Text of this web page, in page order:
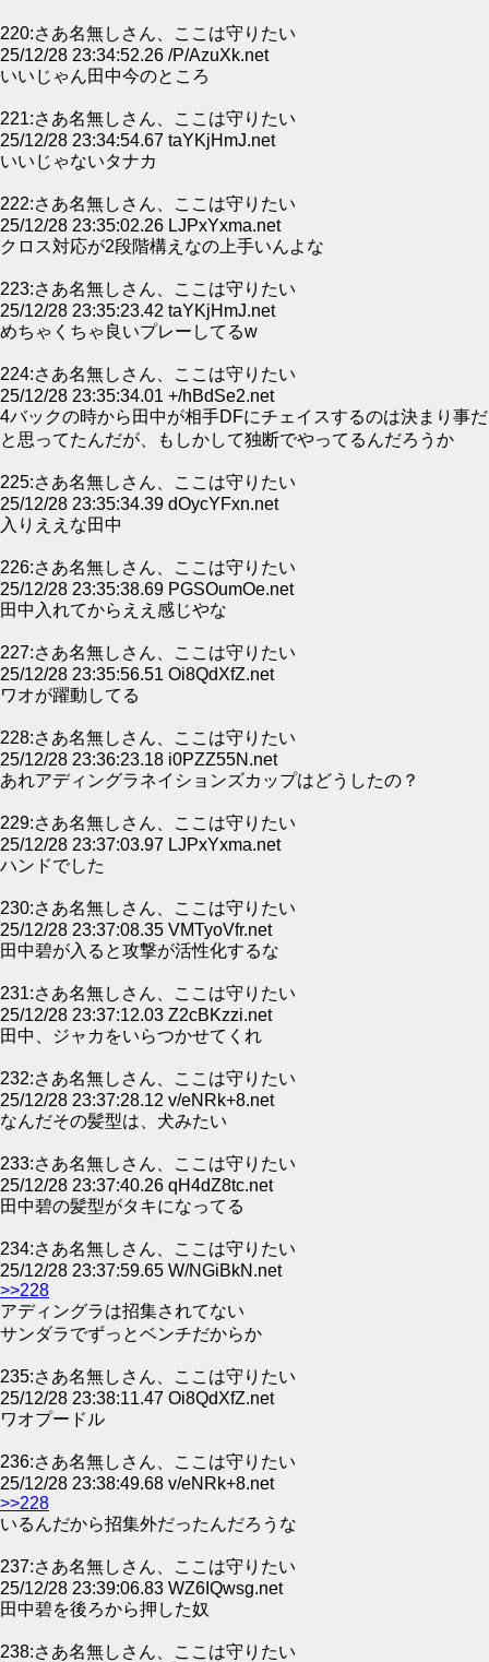
220:さあ名無しさん、ここは守りたい
25/12/28 23:34:52.26 /P/AzuXk.net
いいじゃん田中今のところ
221:さあ名無しさん、ここは守りたい
25/12/28 23:34:54.67 taYKjHmJ.net
いいじゃないタナカ
222:さあ名無しさん、ここは守りたい
25/12/28 23:35:02.26 LJPxYxma.net
クロス対応が2段階構えなの上手いんよな
223:さあ名無しさん、ここは守りたい
25/12/28 23:35:23.42 taYKjHmJ.net
めちゃくちゃ良いプレーしてるw
224:さあ名無しさん、ここは守りたい
25/12/28 23:35:34.01 +/hBdSe2.net
4バックの時から田中が相手DFにチェイスするのは決まり事だ
と思ってたんだが、もしかして独断でやってるんだろうか
225:さあ名無しさん、ここは守りたい
25/12/28 23:35:34.39 dOycYFxn.net
入りええな田中
226:さあ名無しさん、ここは守りたい
25/12/28 23:35:38.69 PGSOumOe.net
田中入れてからええ感じやな
227:さあ名無しさん、ここは守りたい
25/12/28 23:35:56.51 Oi8QdXfZ.net
ワオが躍動してる
228:さあ名無しさん、ここは守りたい
25/12/28 23:36:23.18 i0PZZ55N.net
あれアディングラネイションズカップはどうしたの？
229:さあ名無しさん、ここは守りたい
25/12/28 23:37:03.97 LJPxYxma.net
ハンドでした
230:さあ名無しさん、ここは守りたい
25/12/28 23:37:08.35 VMTyoVfr.net
田中碧が入ると攻撃が活性化するな
231:さあ名無しさん、ここは守りたい
25/12/28 23:37:12.03 Z2cBKzzi.net
田中、ジャカをいらつかせてくれ
232:さあ名無しさん、ここは守りたい
25/12/28 23:37:28.12 v/eNRk+8.net
なんだその髪型は、犬みたい
233:さあ名無しさん、ここは守りたい
25/12/28 23:37:40.26 qH4dZ8tc.net
田中碧の髪型がタキになってる
234:さあ名無しさん、ここは守りたい
25/12/28 23:37:59.65 W/NGiBkN.net
>>228
アディングラは招集されてない
サンダラでずっとベンチだからか
235:さあ名無しさん、ここは守りたい
25/12/28 23:38:11.47 Oi8QdXfZ.net
ワオプードル
236:さあ名無しさん、ここは守りたい
25/12/28 23:38:49.68 v/eNRk+8.net
>>228
いるんだから招集外だったんだろうな
237:さあ名無しさん、ここは守りたい
25/12/28 23:39:06.83 WZ6IQwsg.net
田中碧を後ろから押した奴
238:さあ名無しさん、ここは守りたい